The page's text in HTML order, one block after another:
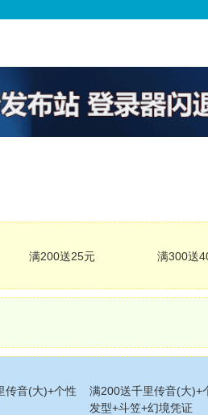
满200送25元
满300送
传音(大)+个性
满200送千里传音(大)+
发型+斗笠+幻境凭证